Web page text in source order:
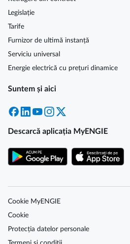
Legislație
Tarife
Furnizor de ultimă instanță
Serviciu universal
Energie electrică cu prețuri dinamice
Suntem și aici
Facebook
LinkedInYouTubeInstagram
Descarcă aplicația MyENGIE
Cookie MyENGIE
Cookie
Protecția datelor personale